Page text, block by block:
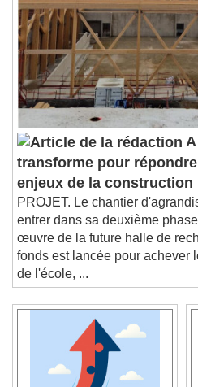
transforme pour
enjeux de la construction
PROJET. Le chantier
entrer dans sa deuxième
œuvre de la future halle de
fonds est lancée pour achever
de l'école, ...